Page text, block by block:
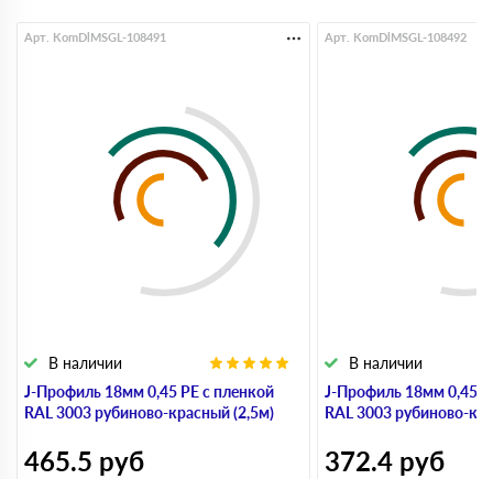
J-Профиль 18мм 0,45 PE с пленкой
RAL 3003 рубиново-красный (2,5м)
В наличии
Арт. KomDlMSGL-108491
465.5 руб
J-Профиль 18мм 0,45
RAL 3003 рубиново-
В наличии
Арт. KomDlMSGL-108492
372.4 руб